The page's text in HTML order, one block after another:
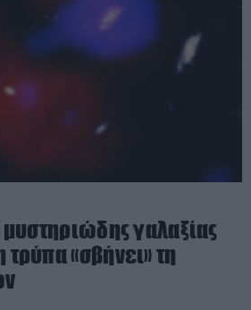
γαλαξίας
«σβήνει» τη